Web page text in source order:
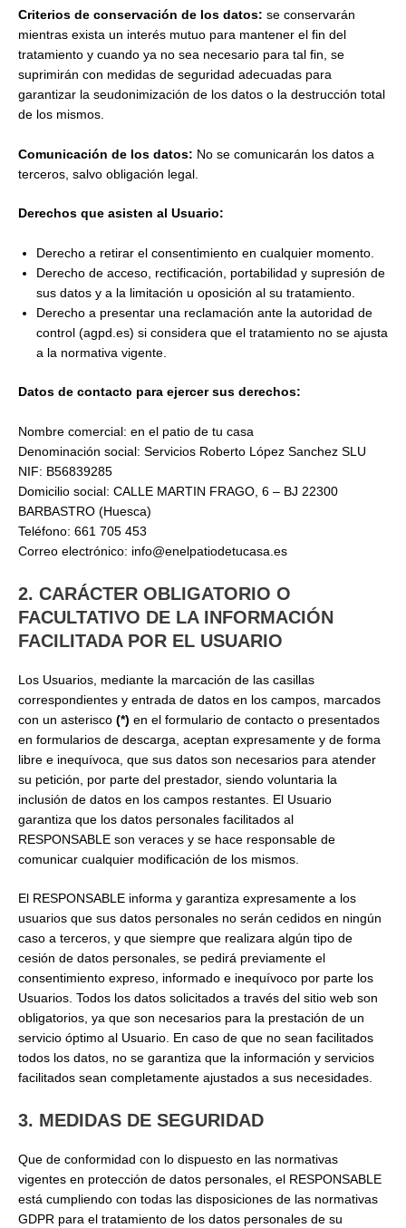
Criterios de conservación de los datos: se conservarán
mientras exista un interés mutuo para mantener el fin del
tratamiento y cuando ya no sea necesario para tal fin, se
suprimirán con medidas de seguridad adecuadas para
garantizar la seudonimización de los datos o la destrucción total
de los mismos.
Comunicación de los datos: No se comunicarán los datos a
terceros, salvo obligación legal.
Derechos que asisten al Usuario:
Derecho a retirar el consentimiento en cualquier momento.
Derecho de acceso, rectificación, portabilidad y supresión de
sus datos y a la limitación u oposición al su tratamiento.
Derecho a presentar una reclamación ante la autoridad de
control (agpd.es) si considera que el tratamiento no se ajusta
a la normativa vigente.
Datos de contacto para ejercer sus derechos:
Nombre comercial: en el patio de tu casa
Denominación social: Servicios Roberto López Sanchez SLU
NIF: B56839285
Domicilio social: CALLE MARTIN FRAGO, 6 – BJ 22300
BARBASTRO (Huesca)
Teléfono: 661 705 453
Correo electrónico: info@enelpatiodetucasa.es
2. CARÁCTER OBLIGATORIO O
FACULTATIVO DE LA INFORMACIÓN
FACILITADA POR EL USUARIO
Los Usuarios, mediante la marcación de las casillas
correspondientes y entrada de datos en los campos, marcados
con un asterisco (*) en el formulario de contacto o presentados
en formularios de descarga, aceptan expresamente y de forma
libre e inequívoca, que sus datos son necesarios para atender
su petición, por parte del prestador, siendo voluntaria la
inclusión de datos en los campos restantes. El Usuario
garantiza que los datos personales facilitados al
RESPONSABLE son veraces y se hace responsable de
comunicar cualquier modificación de los mismos.
El RESPONSABLE informa y garantiza expresamente a los
usuarios que sus datos personales no serán cedidos en ningún
caso a terceros, y que siempre que realizara algún tipo de
cesión de datos personales, se pedirá previamente el
consentimiento expreso, informado e inequívoco por parte los
Usuarios. Todos los datos solicitados a través del sitio web son
obligatorios, ya que son necesarios para la prestación de un
servicio óptimo al Usuario. En caso de que no sean facilitados
todos los datos, no se garantiza que la información y servicios
facilitados sean completamente ajustados a sus necesidades.
3. MEDIDAS DE SEGURIDAD
Que de conformidad con lo dispuesto en las normativas
vigentes en protección de datos personales, el RESPONSABLE
está cumpliendo con todas las disposiciones de las normativas
GDPR para el tratamiento de los datos personales de su